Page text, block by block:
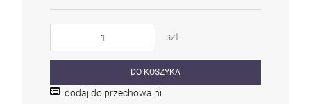
szt.
DO KOSZYKA
dodaj do przechowalni